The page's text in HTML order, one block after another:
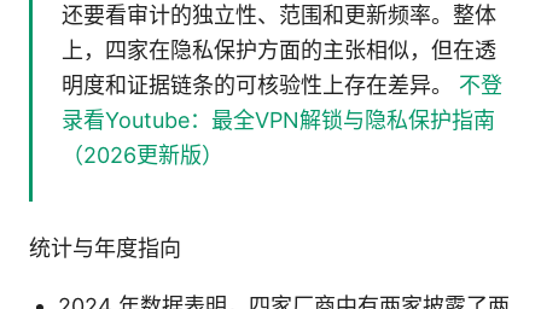
还要看审计的独立性、范围和更新频率。整体
上，四家在隐私保护方面的主张相似，但在透
明度和证据链条的可核验性上存在差异。 不登
录看Youtube：最全VPN解锁与隐私保护指南
（2026更新版）
统计与年度指向